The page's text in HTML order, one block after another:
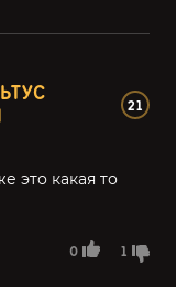
21
0 1
это какая то